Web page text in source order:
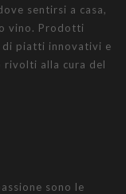
sentirsi a casa,
vino. Prodotti
di piatti innovativi e
rivolti alla cura del
sono le